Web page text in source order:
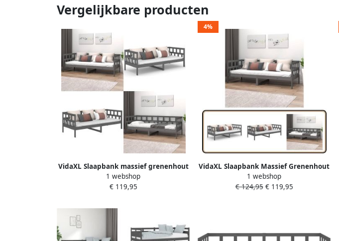
Vergelijkbare producten
VidaXL Slaapbank massief grenenhout
grijs 90x190 cm Slaapbank
Slaapbanken Bedbank Bed
1 webshop
€ 119,95
4%
VidaXL Slaapbank Massief Grenenhout
Grijs 90x190 cm Slaapbank Sofa Bed
Bank Met Slaapplek Grenoble Hout
1 webshop
€ 124,95€ 119,95